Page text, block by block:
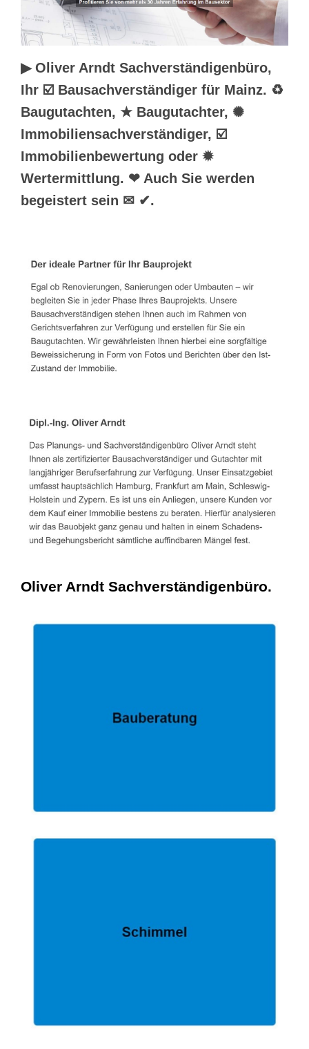
▶︎ Oliver Arndt Sachverständigenbüro,
Ihr ☑️ Bausachverständiger für Mainz. ♻
Baugutachten, ★ Baugutachter, ✺
Immobiliensachverständiger, ☑️
Immobilienbewertung oder ✹
Wertermittlung. ❤ Auch Sie werden
begeistert sein ✉ ✔.
Oliver Arndt Sachverständigenbüro.